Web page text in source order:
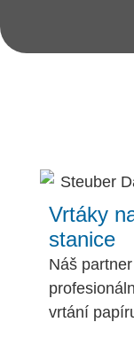
Vrtáky
stanice
Náš
vrtání